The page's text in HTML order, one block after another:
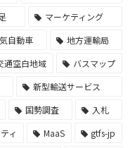
マーケティング
自動車
地方運輸局
通空白地域
バスマップ
新型輸送サービス
国勢調査
入札
ィ MaaS gtfs-jp